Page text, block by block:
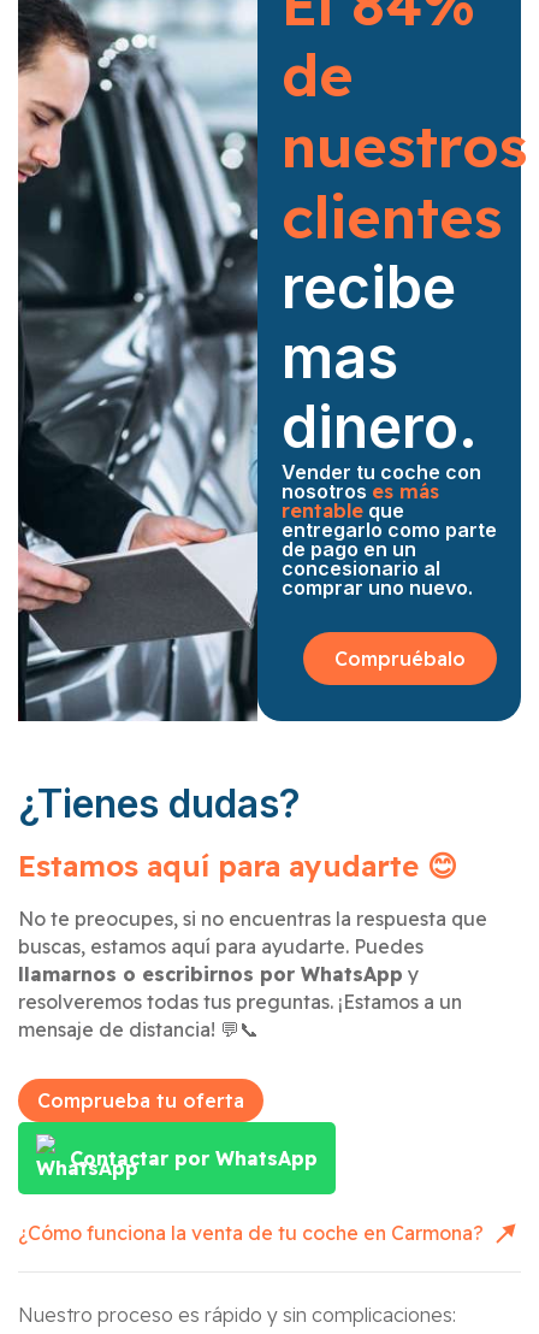
de
nuestros
clientes
recibe
mas
dinero.
Vender tu coche con
nosotros es más
rentableque
entregarlo como parte
de pago en un
concesionario al
comprar uno nuevo.
Compruébalo
¿Tienes dudas?
Estamos aquí para ayudarte 😊
No te preocupes, si no encuentras la respuesta que
buscas, estamos aquí para ayudarte. Puedes
llamarnos o escribirnos por WhatsApp y
resolveremos todas tus preguntas. ¡Estamos a un
mensaje de distancia! 💬📞
Comprueba tu oferta
Contactar por WhatsApp
¿Cómo funciona la venta de tu coche en Carmona?
Nuestro proceso es rápido y sin complicaciones: